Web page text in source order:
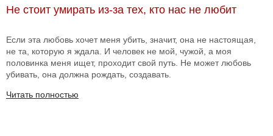
Не стоит умирать из-за тех, кто нас не любит
Если эта любовь хочет меня убить, значит, она не настоящая,
не та, которую я ждала. И человек не мой, чужой, а моя
половинка меня ищет, проходит свой путь. Не может любовь
убивать, она должна рождать, создавать.
Читать полностью